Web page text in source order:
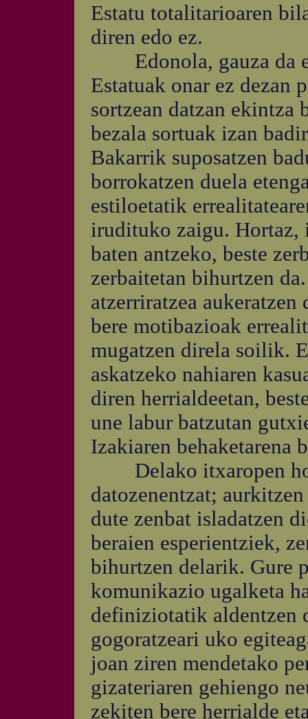
Estatu totalitarioaren
diren edo ez.
Edonola, gauza da
Estatuak onar ez dezan
sortzean datzan ekintza
bezala sortuak izan
Bakarrik suposatzen
borrokatzen duela
estiloetatik
irudituko zaigu. Hortaz,
baten antzeko, beste
zerbaitetan bihurtzen
atzerriratzea
bere motibazioak
mugatzen direla soilik.
askatzeko nahiaren
diren herrialdeetan,
une labur batzutan
Izakiaren behaketarena
Delako itxaropen
datozenentzat;
dute zenbat isladatzen
beraien esperientziek,
bihurtzen delarik. Gure
komunikazio ugalketa
definiziotatik aldentzen
gogoratzeari uko
joan ziren mendetako
gizateriaren gehiengo
zekiten bere herrialde